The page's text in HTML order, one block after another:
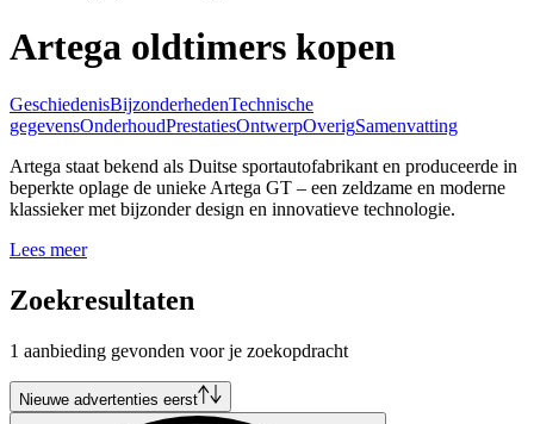
Artega oldtimers kopen
GeschiedenisBijzonderhedenTechnische
gegevensOnderhoudPrestatiesOntwerpOverigSamenvatting
Artega staat bekend als Duitse sportautofabrikant en produceerde in
beperkte oplage de unieke Artega GT – een zeldzame en moderne
klassieker met bijzonder design en innovatieve technologie.
Lees meer
Zoekresultaten
1 aanbieding gevonden voor je zoekopdracht
Nieuwe advertenties eerst